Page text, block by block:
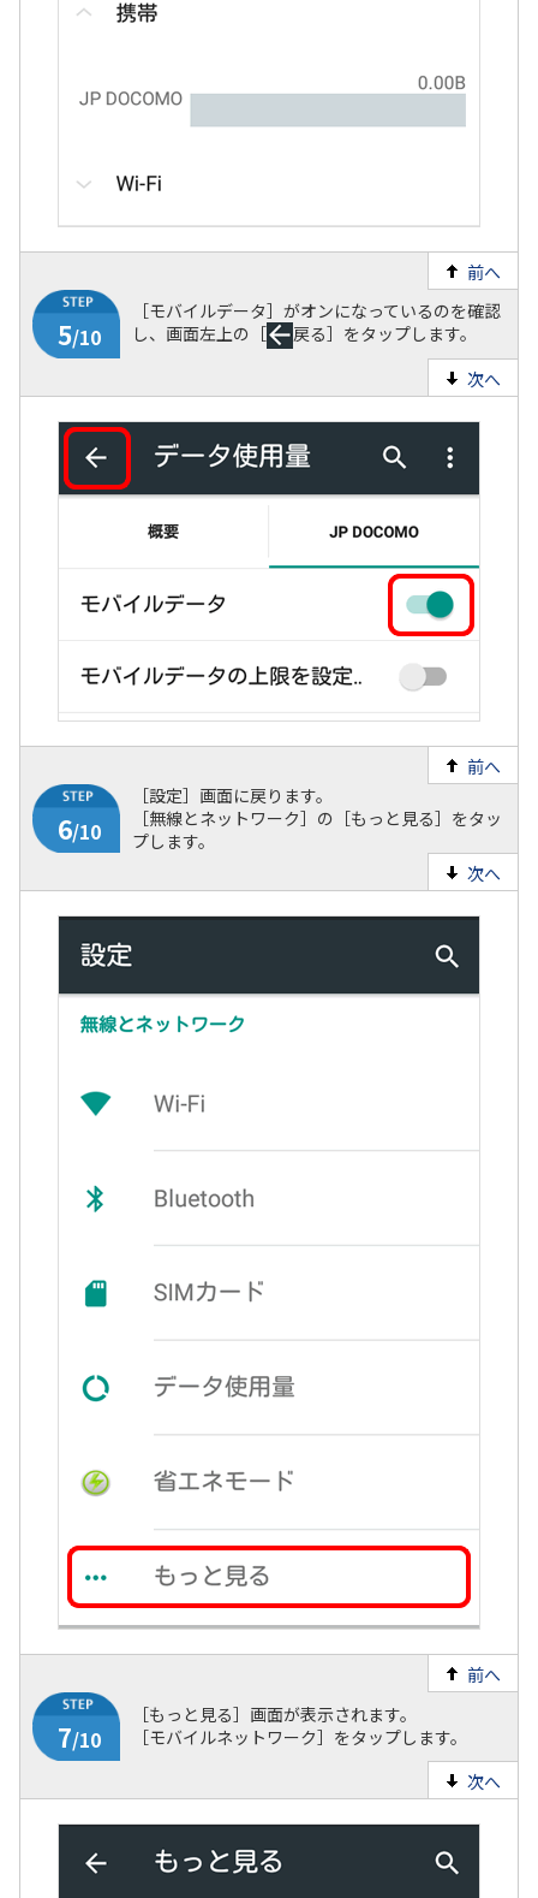
4/10
［モバイルデータ］がオンになっているのを確認
し、画面左上の［
戻る］をタップします。
前へ
次へ
/10
［設定］画面に戻ります。
［無線とネットワーク］の［もっと見る］をタッ
プします。
前へ
次へ
［もっと見る］画面が表示されます。
［モバイルネットワーク］をタップします。
前へ
次へ